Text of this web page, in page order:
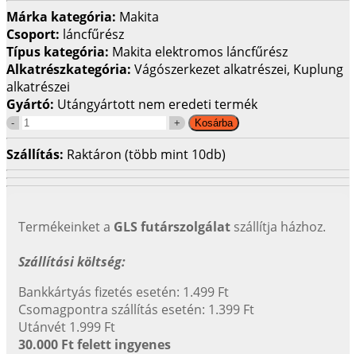
Márka kategória: Makita
Csoport: láncfűrész
Típus kategória: Makita elektromos láncfűrész
Alkatrészkategória: Vágószerkezet alkatrészei, Kuplung
alkatrészei
Gyártó: Utángyártott nem eredeti termék
Szállítás: Raktáron (több mint 10db)
Termékeinket a GLS futárszolgálat szállítja házhoz.
Szállítási költség:
Bankkártyás fizetés esetén: 1.499 Ft
Csomagpontra szállítás esetén: 1.399 Ft
Utánvét 1.999 Ft
30.000 Ft felett ingyenes